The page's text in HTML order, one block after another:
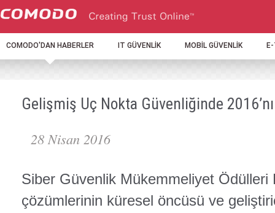
COMODO'DAN HABERLER IT GÜVENLİK MOBİL GÜVENLİK
Gelişmiş Uç Nokta Güvenliğinde
28 Nisan 2016
Siber Güvenlik Mükemmeliyet Ödülleri
çözümlerinin küresel öncüsü ve